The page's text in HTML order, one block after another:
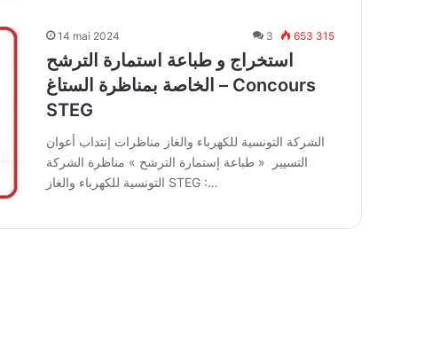
14 mai 2024 3 653 315
استخراج و طباعة استمارة الترشح
الخاصة بمناظرة الستاغ – Concours
STEG
الشركة التونسية للكهرباء والغاز مناظرات إنتداب أعوان
التسيير « طباعة إستمارة الترشح » مناظرة الشركة
التونسية للكهرباء والغاز STEG :…